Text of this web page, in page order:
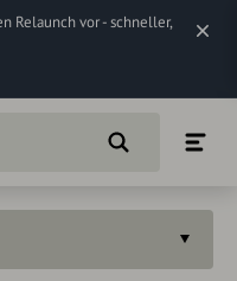
Relaunch vor - schneller,